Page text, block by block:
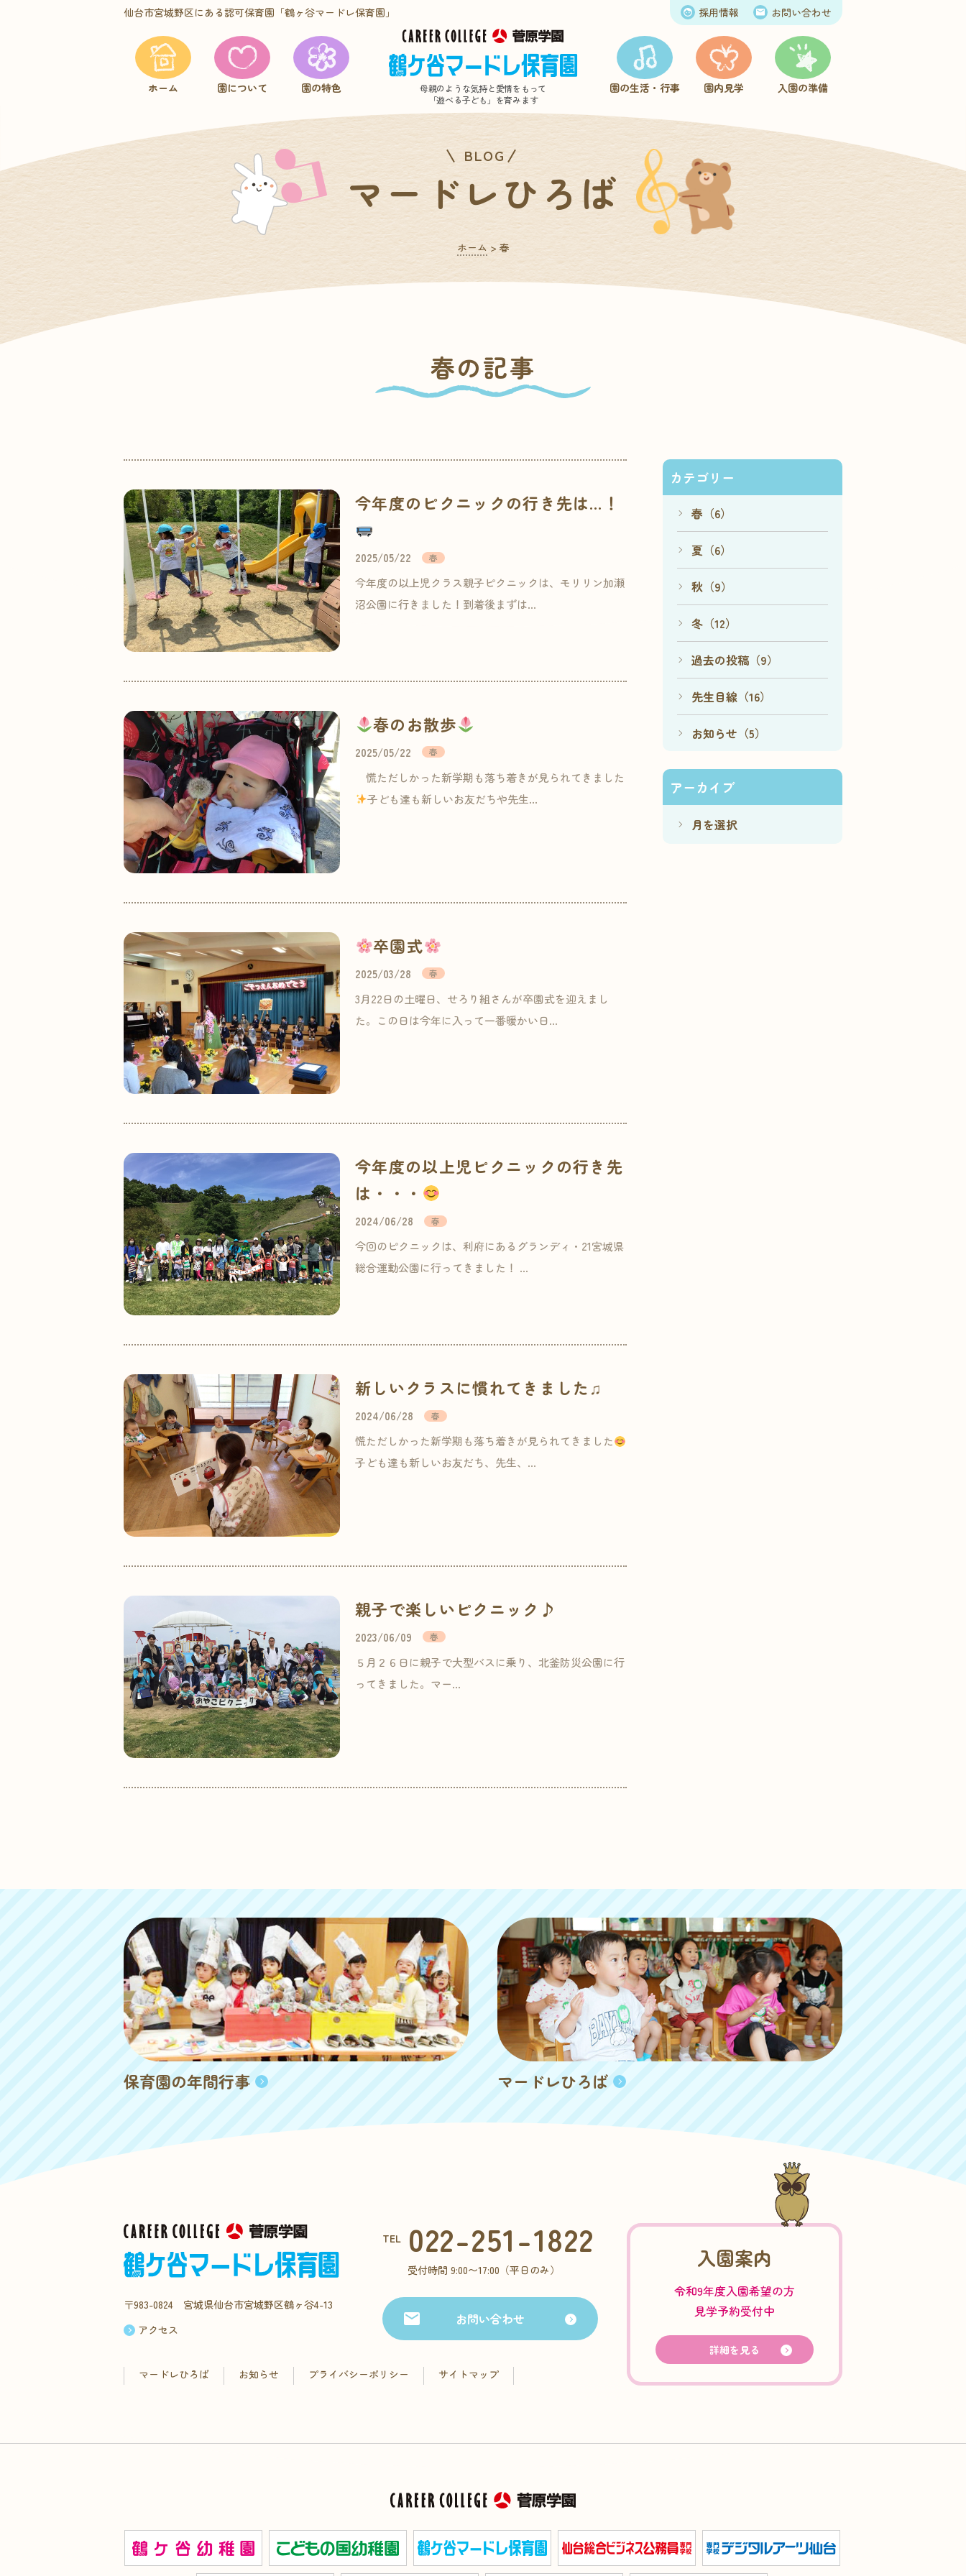
仙台市宮城野区にある認可保育園 「鶴ヶ谷マードレ保育園」 採用情報 お問い合わせ
母親のような気持と愛情をもって
「遊べる子ども」を育みます
ホーム 園について 園の特色 園の生活・行事 園内見学 入園の準備
BLOG
マードレひろば
ホーム > 春
春の記事
今年度のピクニックの行き先は…！
2025/05/22 春
今年度の以上児クラス親子ピクニックは、モリリン加瀬
沼公園に行きました！到着後まずは…
春のお散歩
2025/05/22 春
慌ただしかった新学期も落ち着きが見られてきました
子ども達も新しいお友だちや先生…
卒園式
2025/03/28 春
3月22日の土曜日、せろり組さんが卒園式を迎えまし
た。この日は今年に入って一番暖かい日…
今年度の以上児ピクニックの行き先
は・・・
2024/06/28 春
今回のピクニックは、利府にあるグランディ・21宮城県
総合運動公園に行ってきました！ …
新しいクラスに慣れてきました♫
2024/06/28 春
慌ただしかった新学期も落ち着きが見られてきました
子ども達も新しいお友だち、先生、…
親子で楽しいピクニック♪
2023/06/09 春
５月２６日に親子で大型バスに乗り、北釜防災公園に行
ってきました。マー…
カテゴリー
春（6）
夏（6）
秋（9）
冬（12）
過去の投稿（9）
先生目線（16）
お知らせ（5）
アーカイブ
保育園の年間行事 マードレひろば
〒983-0824 宮城県仙台市宮城野区鶴ヶ谷4-13
アクセス
TEL 022-251-1822
受付時間 9:00〜17:00（平日のみ）
お問い合わせ
マードレひろば お知らせ プライバシーポリシー サイトマップ
入園案内
令和9年度入園希望の方
見学予約受付中
詳細を見る